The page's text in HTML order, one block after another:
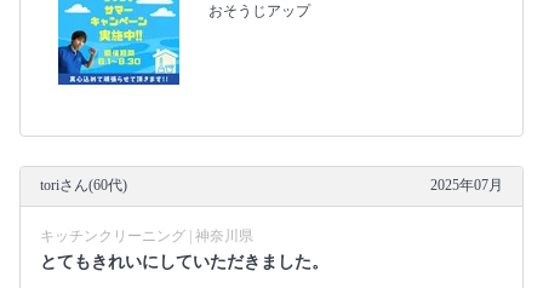
おそうじアップ
toriさん(60代) 2025年07月
キッチンクリーニング | 神奈川県
とてもきれいにしていただきました。